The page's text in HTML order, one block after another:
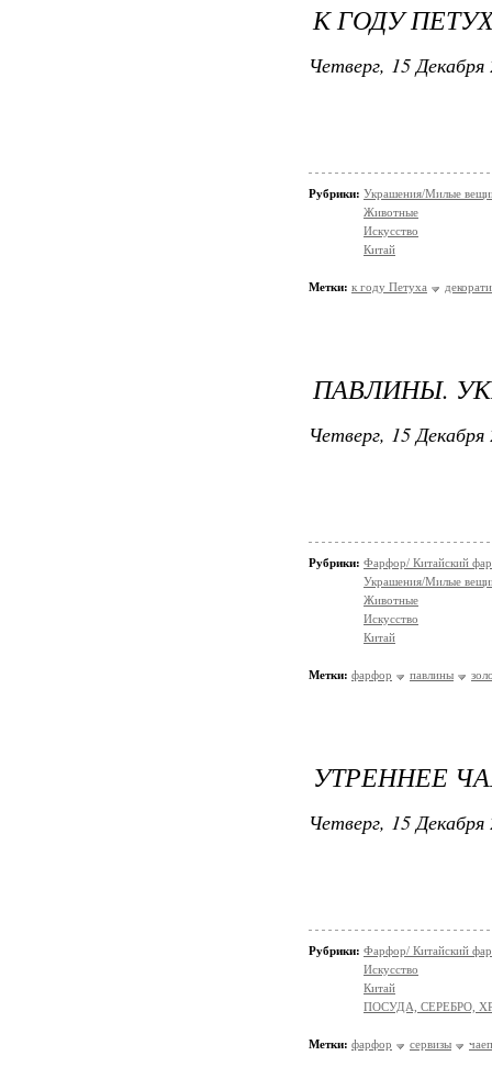
К ГОДУ
Четверг, 15
Рубрики: Украшения/Милые
Животные
Искусство
Китай
Метки: к году Петуха
ПАВЛИНЫ.
Четверг, 15
Рубрики: Фарфор/ Китайский
Украшения/Милые
Животные
Искусство
Китай
Метки: фарфор павлины
УТРЕННЕЕ
Четверг, 15
Рубрики: Фарфор/ Китайский
Искусство
Китай
ПОСУДА, СЕРЕБРО,
Метки: фарфор сервизы